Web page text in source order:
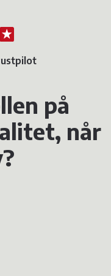
på
når